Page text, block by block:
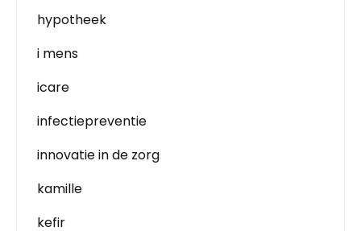
hypotheek
i mens
icare
infectiepreventie
innovatie in de zorg
kamille
kefir